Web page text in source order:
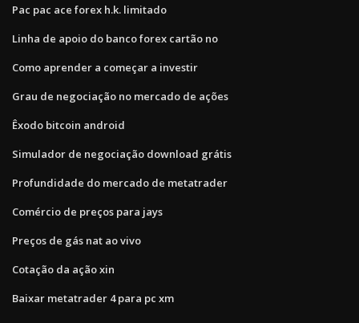
Pac pac ace forex h.k. limitado
Linha de apoio do banco forex cartão no
Como aprender a começar a investir
Grau de negociação no mercado de ações
Êxodo bitcoin android
Simulador de negociação download grátis
Profundidade do mercado de metatrader
Comércio de preços para jays
Preços de gás nat ao vivo
Cotação da ação xin
Baixar metatrader 4 para pc xm